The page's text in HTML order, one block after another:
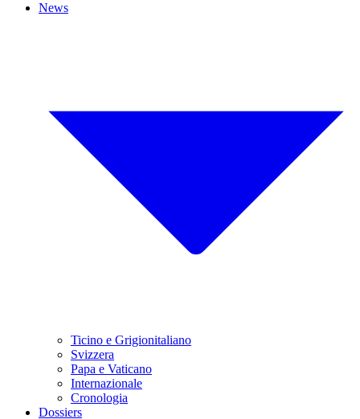
News
Ticino e Grigionitaliano
Svizzera
Papa e Vaticano
Internazionale
Cronologia
Dossiers